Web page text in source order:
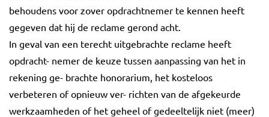
behoudens voor zover opdrachtnemer te kennen heeft
gegeven dat hij de reclame gerond acht.
In geval van een terecht uitgebrachte reclame heeft
opdracht- nemer de keuze tussen aanpassing van het in
rekening ge- brachte honorarium, het kosteloos
verbeteren of opnieuw ver- richten van de afgekeurde
werkzaamheden of het geheel of gedeeltelijk niet (meer)